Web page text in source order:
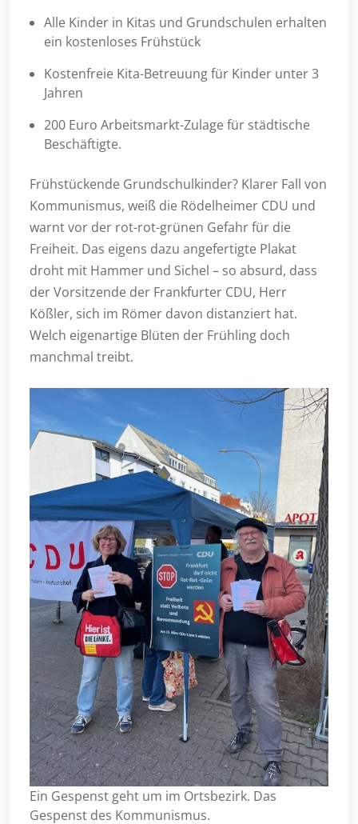
Alle Kinder in Kitas und Grundschulen erhalten
ein kostenloses Frühstück
Kostenfreie Kita-Betreuung für Kinder unter 3
Jahren
200 Euro Arbeitsmarkt-Zulage für städtische
Beschäftigte.
Frühstückende Grundschulkinder? Klarer Fall von
Kommunismus, weiß die Rödelheimer CDU und
warnt vor der rot-rot-grünen Gefahr für die
Freiheit. Das eigens dazu angefertigte Plakat
droht mit Hammer und Sichel – so absurd, dass
der Vorsitzende der Frankfurter CDU, Herr
Kößler, sich im Römer davon distanziert hat.
Welch eigenartige Blüten der Frühling doch
manchmal treibt.
Ein Gespenst geht um im Ortsbezirk. Das
Gespenst des Kommunismus.